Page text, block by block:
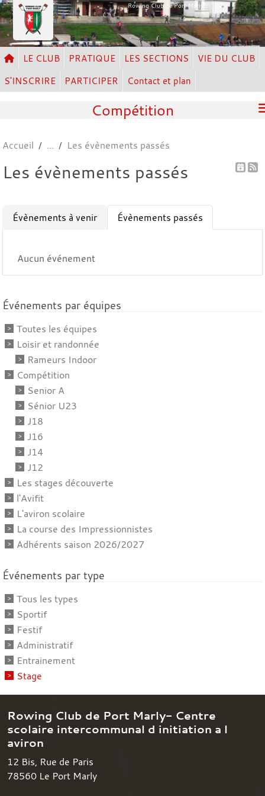
Rowing Club de Port Marly
LE CLUB PRATIQUE LES SECTIONS
VIE DU CLUB
S'INSCRIRE
PARTICIPER Contact et plan
Compétition
Accueil Les évènements passés
Les évènements passés
Évènements à venir Évènements passés
Aucun événement
Événements par équipes
Toutes les équipes
Loisir et randonnée
Rameurs Indoor
Compétition
Senior A
Sénior U23
J18
J16
J14
J12
Les stages découverte
l'Avifit
L'aviron scolaire
La course des Impressionnistes
Adhérents saison 2026/2027
Événements par type
Tous les types
Sportif
Festif
Administratif
Entrainement
Stage
Rowing Club de Port Marly- Centre
scolaire intercommunal d initiation a l
aviron
12 Bis, Rue de Paris
78560 Le Port Marly
Panneau de gestion des cookies